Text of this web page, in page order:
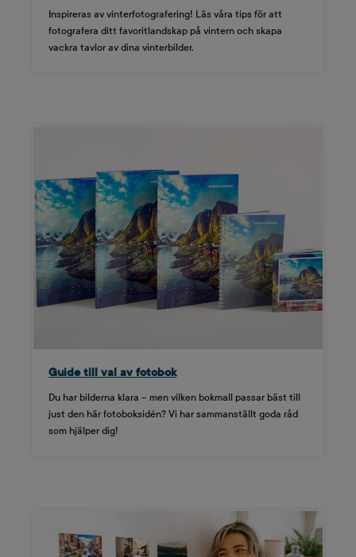
Inspireras av vinterfotografering! Läs våra tips för att
fotografera ditt favoritlandskap på vintern och skapa
vackra tavlor av dina vinterbilder.
Guide till val av fotobok
Du har bilderna klara – men vilken bokmall passar bäst till
just den här fotoboksidén? Vi har sammanställt goda råd
som hjälper dig!